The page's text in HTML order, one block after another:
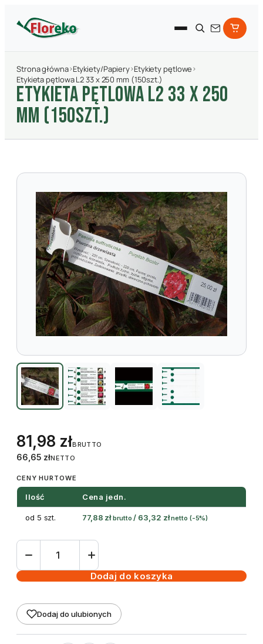
Strona główna›Etykiety/Papiery›Etykiety pętlowe›
Etykieta pętlowa L2 33 x 250 mm (150szt.)
ETYKIETA PęTLOWA L2 33 X 250
MM (150SZT.)
81,98 złBRUTTO
66,65 złNETTO
CENY HURTOWE
Ilość Cena jedn.
od 5 szt. 77,88 zł brutto / 63,32 zł netto (-5%)
ilość
pętlowa
33
x
250
Dodaj do koszyka
Dodaj do ulubionych